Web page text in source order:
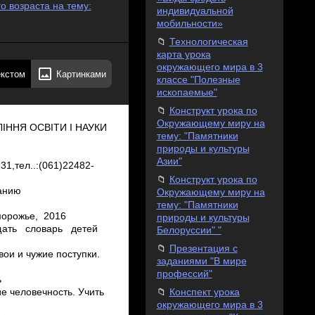
возраста на тему:
Картинками
отношение к людям и миру. Готовность прийти на помощь каждому, кому она необходима. Готовность прощать ошибки, необдуманные поступки окружающих,) Это вечные слова Воспитатель: А как вы думаете, звездная девочка была добрая, если все это раздавала людям? (да). И тогда человек, получивший подарок от звездной девочки (доброта, радость, любовь, благополучие, счастье, здоровье, человечность) становился тоже какими? (добрым, радостным, любящим, благополучным, счастливым, здоровым, человечным). Сегодня я подарила вам новое слово – ЧелоВечность, а вы, когда придете домой, подарите его своим близким. (после выполненного задания на доску прикрепляется лист с буквой «Б») Путешествие продолжается. Страница 4. Важные слова. Звуко ­ буквенный анализ слова. Поговорки и пословицы. 4 задание . Сделать звуко ­ буквенный анализ слова «добрый» (дети выполняют задание на местах и по очереди у доски) Воспитатель предлагает детям сказать поговорки о доброте. ­ Добрый человек добру учит. ­ Доброе слово лечит, а худое калечит. ­ Добро всегда побеждает зло.­ Добро во век не забудется ­ Жизнь дана на добрые дела. ­ Мир не без добрых людей. А сейчас я вам предлагаю посмотреть на экран телевизора и послушать песню о доброте ( видео «Песня о доброте») Вот мы и выполнили звуко­буквенный анализ важного для нас слова «добрый» (после выполненного задания на доску прикрепляется лист с буквой «Р»). Путешествие продолжается. Страница 5. Вежливые слова. Завершение предложения. 5 задание . Физминутка Игра «Доскажи словечко» (на коврике) (звучит музыка песни «Улыбка» минусовка) Для нас здесь задание "Доскажи словечко" Я начну предложение, вы его продолжите. Зазеленеет старый пень, когда услышит …(добрый день) Если встретится знакомый, хоть на улице, хоть дома, не стесняйся, не лукавствуй,
индивидуальной
мобильности»
Технологическая
карта урока
окружающего мира в 3
классе "Полезные
ископаемые"
Конструкт урока по
Окружающему миру на
тему: "Памятники
природы и культуры
Азии"
Конструкт урока по
Окружающему миру на
тему: "Памятники
природы и культуры
Белоруссии" "
Презентация с
заданиями "В мире
профессий"
Конспект урока
окружающего мира в 3